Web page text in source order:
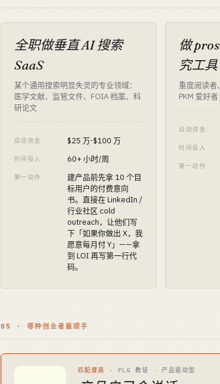
全职做垂直 AI 搜索
SaaS
某个通用搜索明显失灵的专业领域：
医学文献、监管文件、FOIA 档案、科
研论文
启动资金 $25 万-$100 万
时间投入 60+ 小时/周
第一动作
建产品前先拿 10 个目
标用户的付费意向
书。直接在 LinkedIn /
行业社区 cold
outreach，让他们写
下「如果你做出 X，我
愿意每月付 Y」——拿
到 LOI 再写第一行代
码。
做
究工
重度阅读者
PKM 爱好
启动资金
时间投入
第一动作
05 · 哪种创业者最顺手
匹配度高 · PLG 教徒 · 产品驱动型